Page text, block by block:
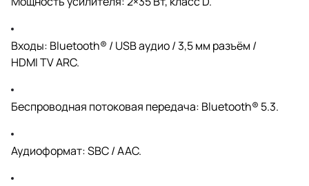
Входы: Bluetooth® / USB аудио / 3,5 мм разъём /
HDMI TV ARC.
Беспроводная потоковая передача: Bluetooth® 5.3.
Аудиоформат: SBC / AAC.